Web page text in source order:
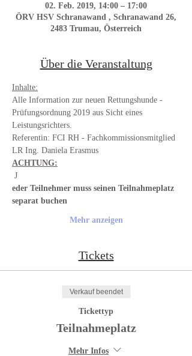
02. Feb. 2019, 14:00 – 17:00
ÖRV HSV Schranawand , Schranawand 26,
2483 Trumau, Österreich
Über die Veranstaltung
Inhalte:
Alle Information zur neuen Rettungshunde -
Prüfungsordnung 2019 aus Sicht eines
Referentin: FCI RH - Fachkommissionsmitglied
LR Ing. Daniela Erasmus
ACHTUNG:
J
eder Teilnehmer muss seinen Teilnahmeplatz
separat buchen
Mehr anzeigen
Tickets
Verkauf beendet
Tickettyp
Teilnahmeplatz
Mehr Infos